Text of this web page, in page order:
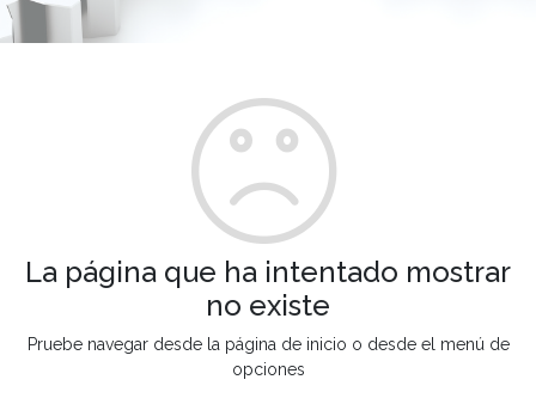
La página que ha intentado mostrar
no existe
Pruebe navegar desde la página de inicio o desde el menú de
opciones